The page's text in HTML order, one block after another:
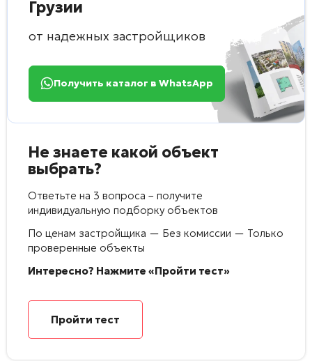
Грузии
от надежных застройщиков
Получить каталог в WhatsApp
Не знаете какой объект
выбрать?
Ответьте на 3 вопроса – получите
индивидуальную подборку объектов
По ценам застройщика — Без комиссии — Только
проверенные объекты
Интересно? Нажмите «Пройти тест»
Пройти тест